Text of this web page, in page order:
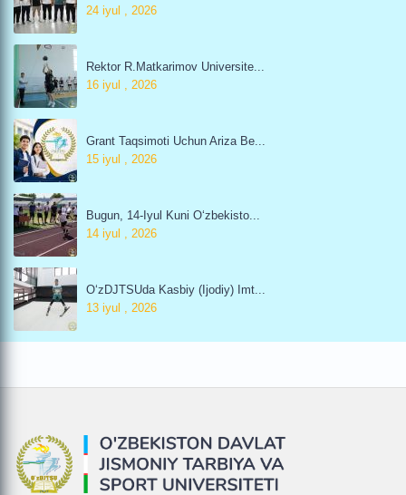
24 iyul , 2026
Rektor R.Matkarimov Universite...
16 iyul , 2026
Grant Taqsimoti Uchun Ariza Be...
15 iyul , 2026
Bugun, 14-Iyul Kuni O‘zbekisto...
14 iyul , 2026
O‘zDJTSUda Kasbiy (ijodiy) Imt...
13 iyul , 2026